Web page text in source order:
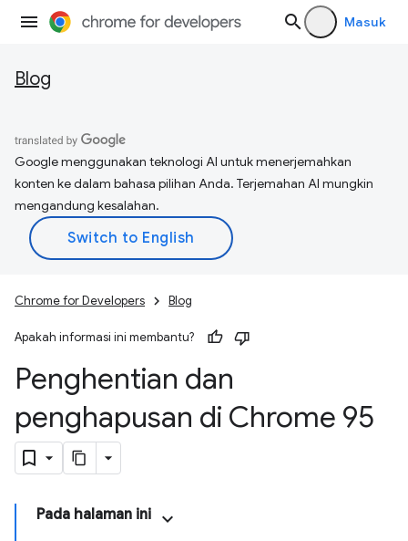
Masuk
Blog
Google menggunakan teknologi AI untuk menerjemahkan
konten ke dalam bahasa pilihan Anda. Terjemahan AI mungkin
mengandung kesalahan.
Chrome for Developers Blog
Apakah informasi ini membantu?
Penghentian dan
penghapusan di Chrome 95
Pada halaman ini